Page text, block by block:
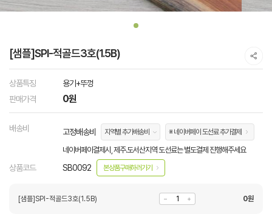
[샘플]SPI-적골드3호(1.5B)
상품특징
용기+뚜껑
판매가격
0원
배송비 고정배송비 지역별 추가배송비 ※ 네이버페이 도선료 추가결제
네이버페이결제시, 제주.도서산지역 도선료는 별도결제 진행해주세요
상품코드 SB0092 본상품구매하러가기
[샘플]SPI-적골드3호(1.5B) 0원